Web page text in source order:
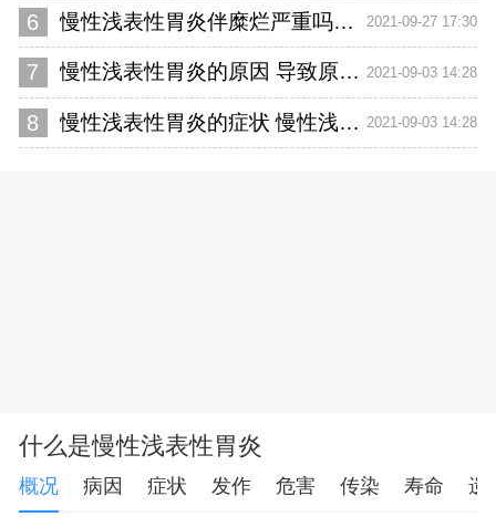
6 慢性浅表性胃炎伴糜烂严重吗？养胃的3个注意事项 2021-09-27 17:30
7 慢性浅表性胃炎的原因 导致原因有4个 2021-09-03 14:28
8 慢性浅表性胃炎的症状 慢性浅表性胃炎的4个症状 2021-09-03 14:28
什么是慢性浅表性胃炎
概况 病因 症状 发作 危害 传染 寿命 遗